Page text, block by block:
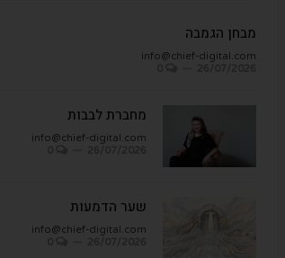
מבחן הגמבה
info@chief-digital.com
מחברת לבבות
info@chief-digital.com
שער הדמעות
info@chief-digital.com